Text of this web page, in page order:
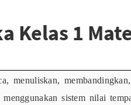
Kelas 1
menuliskan,
sistem nilai